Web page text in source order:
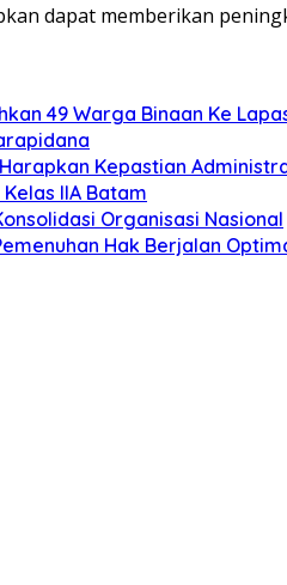
dapat memberikan
49 Warga Binaan Ke
Kepastian
IIA Batam
Organisasi Nasional
Hak Berjalan